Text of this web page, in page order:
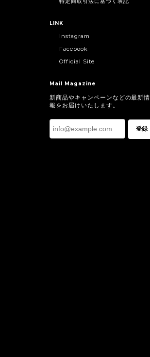
LINK
Instagram
Facebook
Official Site
Mail Magazine
新商品やキャンペーンなどの最新情
報をお届けいたします。
登録